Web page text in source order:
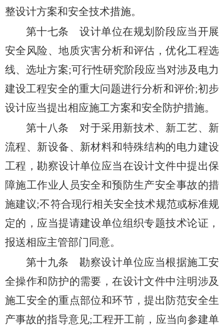
整设计方案和安全技术措施。
第十七条
设计单位在规划阶段应当开展
安全风险、地质灾害分析和评估，优化工程选
线、选址方案;可行性研究阶段应当对涉及电力
建设工程安全的重大问题进行分析和评价;初步
设计应当提出相应施工方案和安全防护措施。
第十八条 对于采用新技术、新工艺、新
流程、新设备、新材料和特殊结构的电力建设
工程，勘察设计单位应当在设计文件中提出保
障施工作业人员安全和预防生产安全事故的措
施建议;不符合现行相关安全技术规范或标准规
定的，应当提请建设单位组织专题技术论证，
报送相应主管部门同意。
第十九条 勘察设计单位应当根据施工安
全操作和防护的需要，在设计文件中注明涉及
施工安全的重点部位和环节，提出防范安全生
产事故的指导意见;工程开工前，应当向参建单